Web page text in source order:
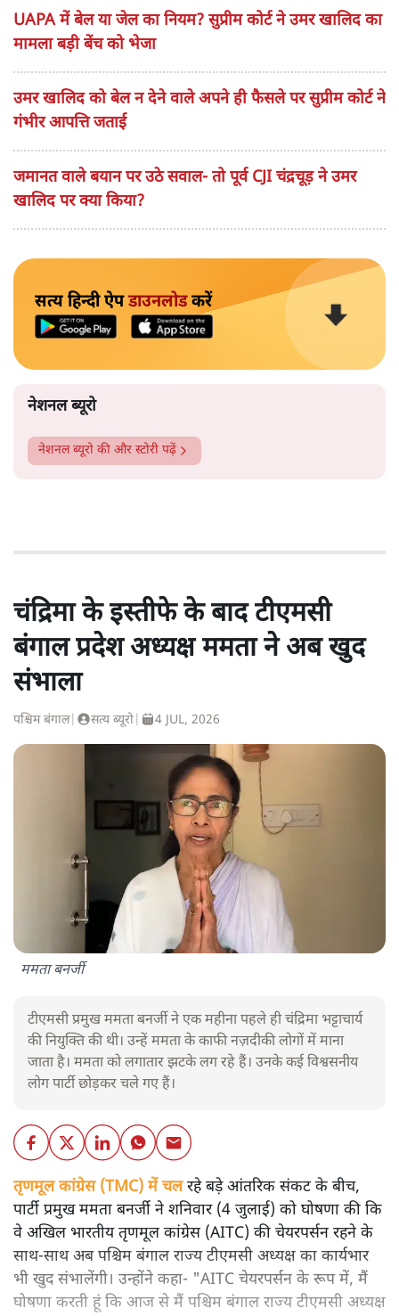
UAPA में बेल या जेल का नियम? सुप्रीम कोर्ट ने उमर खालिद का
मामला बड़ी बेंच को भेजा
उमर खालिद को बेल न देने वाले अपने ही फैसले पर सुप्रीम कोर्ट ने
गंभीर आपत्ति जताई
जमानत वाले बयान पर उठे सवाल- तो पूर्व CJI चंद्रचूड़ ने उमर
खालिद पर क्या किया?
सत्य हिन्दी ऐपडाउनलोडकरें
नेशनल ब्यूरो
नेशनल ब्यूरो की और स्टोरी पढ़ें
चंद्रिमा के इस्तीफे के बाद टीएमसी
बंगाल प्रदेश अध्यक्ष ममता ने अब खुद
संभाला
पश्चिम बंगाल| सत्य ब्यूरो 4 JUL, 2026
ममता बनर्जी
टीएमसी प्रमुख ममता बनर्जी ने एक महीना पहले ही चंद्रिमा भट्टाचार्य
की नियुक्ति की थी। उन्हें ममता के काफी नज़दीकी लोगों में माना
जाता है। ममता को लगातार झटके लग रहे हैं। उनके कई विश्वसनीय
लोग पार्टी छोड़कर चले गए हैं।
तृणमूल कांग्रेस (TMC) में चलरहे बड़े आंतरिक संकट के बीच,
पार्टी प्रमुख ममता बनर्जी ने शनिवार (4 जुलाई) को घोषणा की कि
वे अखिल भारतीय तृणमूल कांग्रेस (AITC) की चेयरपर्सन रहने के
साथ-साथ अब पश्चिम बंगाल राज्य टीएमसी अध्यक्ष का कार्यभार
भी खुद संभालेंगी। उन्होंने कहा- "AITC चेयरपर्सन के रूप में, मैं
घोषणा करती हूं कि आज से मैं पश्चिम बंगाल राज्य टीएमसी अध्यक्ष